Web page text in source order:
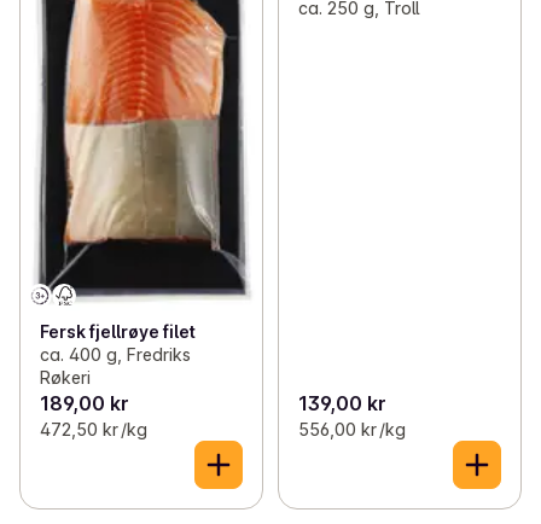
Fersk fjellrøye filet
ca. 400 g, Fredriks
Røkeri
189,00 kr
472,50 kr /kg
ca. 250 g, Troll
139,00 kr
556,00 kr /kg